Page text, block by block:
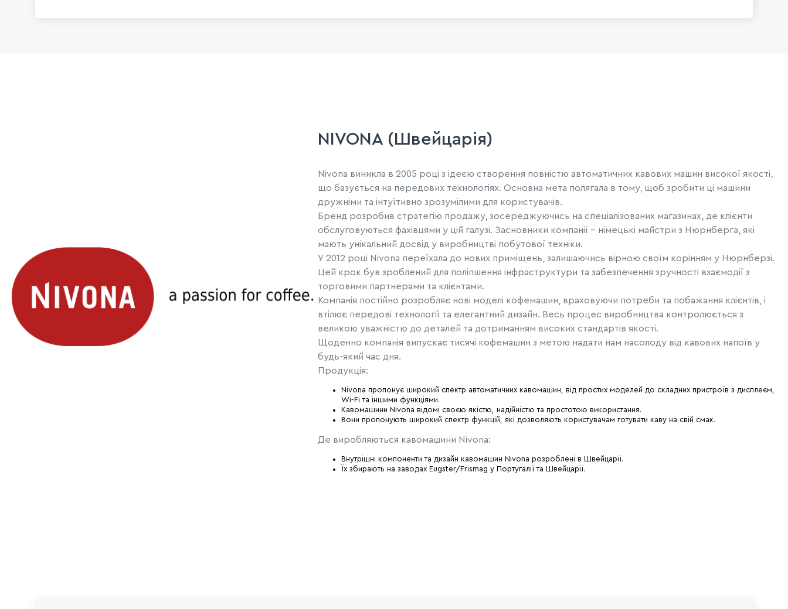
NIVONA (Швейцарія)
Nivona виникла в 2005 році з ідеєю створення повністю автоматичних кавових машин високої якості,
що базується на передових технологіях. Основна мета полягала в тому, щоб зробити ці машини
дружніми та інтуїтивно зрозумілими для користувачів.
Бренд розробив стратегію продажу, зосереджуючись на спеціалізованих магазинах, де клієнти
обслуговуються фахівцями у цій галузі. Засновники компанії - німецькі майстри з Нюрнберга, які
мають унікальний досвід у виробництві побутової техніки.
У 2012 році Nivona переїхала до нових приміщень, залишаючись вірною своїм корінням у Нюрнберзі.
Цей крок був зроблений для поліпшення інфраструктури та забезпечення зручності взаємодії з
торговими партнерами та клієнтами.
Компанія постійно розробляє нові моделі кофемашин, враховуючи потреби та побажання клієнтів, і
втілює передові технології та елегантний дизайн. Весь процес виробництва контролюється з
великою уважністю до деталей та дотриманням високих стандартів якості.
Щоденно компанія випускає тисячі кофемашин з метою надати нам насолоду від кавових напоїв у
будь-який час дня.
Продукція:
Nivona пропонує широкий спектр автоматичних кавомашин, від простих моделей до складних пристроїв з дисплеєм,
Wi-Fi та іншими функціями.
Кавомашини Nivona відомі своєю якістю, надійністю та простотою використання.
Вони пропонують широкий спектр функцій, які дозволяють користувачам готувати каву на свій смак.
Де виробляються кавомашини Nivona:
Внутрішні компоненти та дизайн кавомашин Nivona розроблені в Швейцарії.
Їх збирають на заводах Eugster/Frismag у Португалії та Швейцарії.